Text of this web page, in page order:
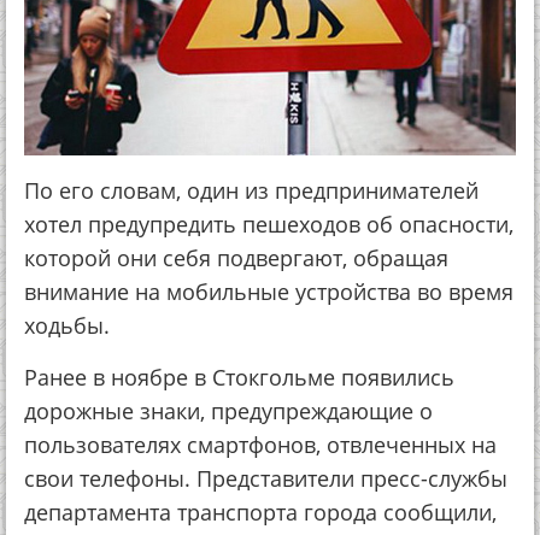
По его словам, один из предпринимателей
хотел предупредить пешеходов об опасности,
которой они себя подвергают, обращая
внимание на мобильные устройства во время
ходьбы.
Ранее в ноябре в Стокгольме появились
дорожные знаки, предупреждающие о
пользователях смартфонов, отвлеченных на
свои телефоны. Представители пресс-службы
департамента транспорта города сообщили,